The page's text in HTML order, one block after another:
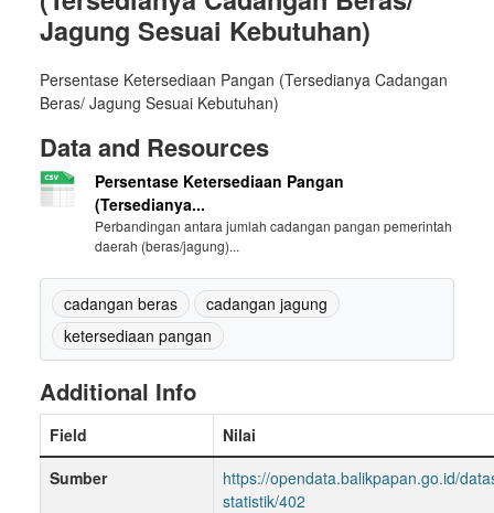
Jagung Sesuai Kebutuhan)
Persentase Ketersediaan Pangan (Tersedianya Cadangan
Beras/ Jagung Sesuai Kebutuhan)
Data and Resources
Persentase Ketersediaan Pangan
(Tersedianya...
Perbandingan antara jumlah cadangan pangan pemerintah
daerah (beras/jagung)...
cadangan beras
cadangan jagung
ketersediaan pangan
Additional Info
Field
Nilai
Sumber
https://opendata.balikpapan.go.id/
statistik/402